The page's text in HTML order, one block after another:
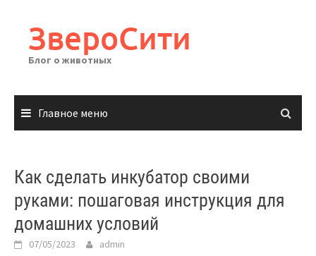
содержимому
ЗвероСити
Блог о животных
Главное меню
Как сделать инкубатор своими
руками: пошаговая инструкция для
домашних условий
07/05/2023 admin